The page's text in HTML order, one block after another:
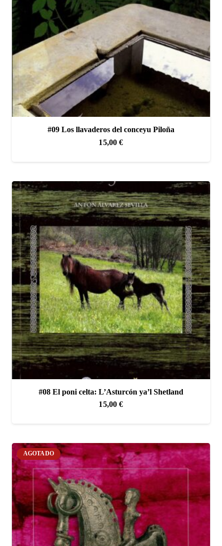
#09 Los llavaderos del conceyu Piloña
15,00€
#08 El poni celta: L’Asturcón ya’l Shetland
15,00€
AGOTADO